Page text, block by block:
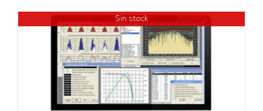
Sin stock